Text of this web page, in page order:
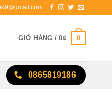
GIỎ HÀNG /0₫ 0
0865819186